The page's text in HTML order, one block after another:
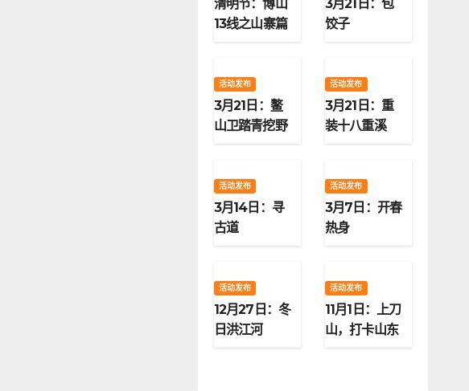
清明节：博山
13线之山寨篇
3月21日：包
饺子
活动发布
3月21日：鳌
山卫踏青挖野
活动发布
3月21日：重
装十八重溪
活动发布
3月14日：寻
古道
活动发布
3月7日：开春
热身
活动发布
12月27日：冬
日洪江河
活动发布
11月1日：上刀
山，打卡山东